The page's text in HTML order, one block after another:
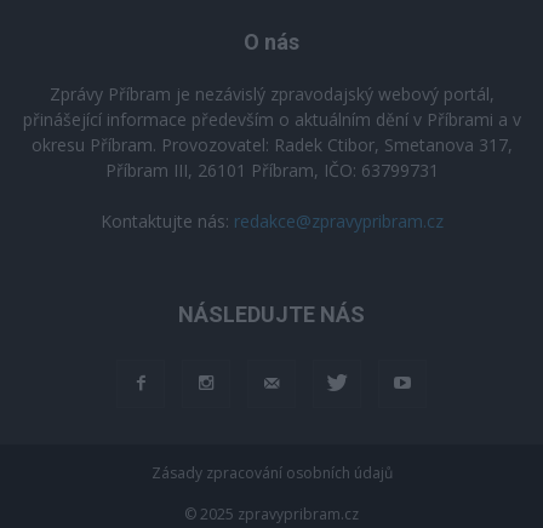
O nás
Zprávy Příbram je nezávislý zpravodajský webový portál,
přinášející informace především o aktuálním dění v Příbrami a v
okresu Příbram. Provozovatel: Radek Ctibor, Smetanova 317,
Příbram III, 26101 Příbram, IČO: 63799731
Kontaktujte nás: redakce@zpravypribram.cz
NÁSLEDUJTE NÁS
Zásady zpracování osobních údajů
© 2025 zpravypribram.cz